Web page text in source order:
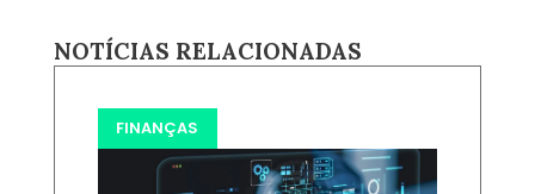
NOTÍCIAS RELACIONADAS
FINANÇAS